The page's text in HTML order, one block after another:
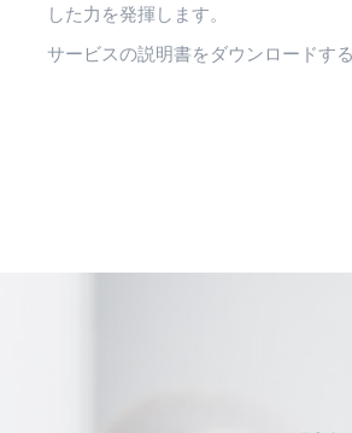
した力を発揮します。
サービスの説明書をダウンロードする